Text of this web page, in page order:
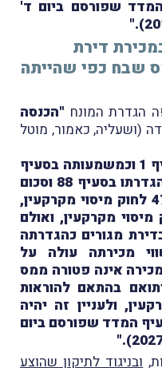
שפורסם ביום ד'
דירת
שבח כפי שהייתה
הגדרת המונח "הכנסה
לפקודה (ושעליה, כאמור, מוטל
"הכנסה חייבת כהגדרתה בסעיף 1 וכמשמעותה בסעיף
89, למעט סכום אינפלציוני כהגדרתו בסעיף 88 וסכום
אינפלציוני כהגדרתו בסעיף 47 לחוק מיסוי מקרקעין,
מקרקעין, ואולם
מגורים כהגדרתה
מכירתה עולה על
אינה פטורה ממס
בהתאם להוראות
מקרקעין, ולעניין זה יהיה
המדד שפורסם ביום
ובניגוד לתיקון שהוצע